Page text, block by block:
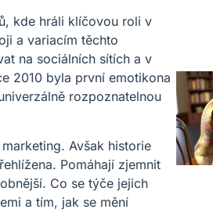
kde hráli klíčovou roli v
a variacím těchto
na sociálních sítích a v
2010 byla první emotikona
rozpoznatelnou
Avšak historie
Pomáhají zjemnit
Co se týče jejich
a tím, jak se mění